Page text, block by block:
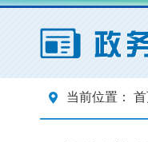
当前位置：